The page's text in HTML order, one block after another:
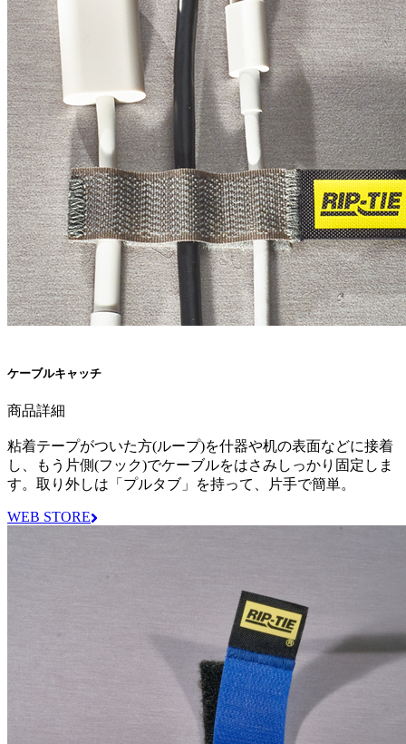
ケーブルキャッチ
商品詳細
粘着テープがついた方(ループ)を什器や机の表面などに接着
し、もう片側(フック)でケーブルをはさみしっかり固定しま
す。取り外しは「プルタブ」を持って、片手で簡単。
WEB STORE